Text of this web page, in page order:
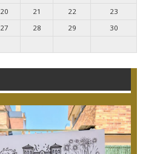
20 21 22
23
27 28 29
30